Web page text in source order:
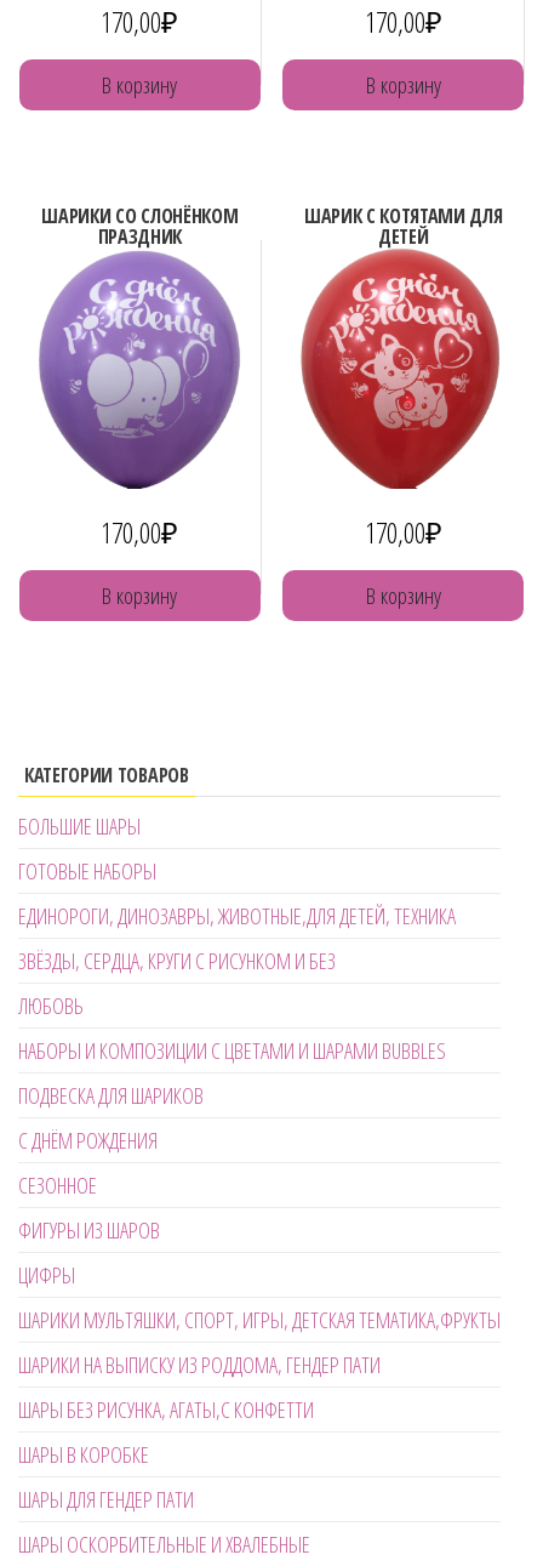
170,00₽
В корзину
170,00₽
В корзину
ШАРИКИ СО СЛОНЁНКОМ
ПРАЗДНИК
170,00₽
В корзину
ШАРИК С КОТЯТАМИ ДЛЯ
ДЕТЕЙ
170,00₽
В корзину
КАТЕГОРИИ ТОВАРОВ
БОЛЬШИЕ ШАРЫ
ГОТОВЫЕ НАБОРЫ
ЕДИНОРОГИ, ДИНОЗАВРЫ, ЖИВОТНЫЕ,ДЛЯ ДЕТЕЙ, ТЕХНИКА
ЗВЁЗДЫ, СЕРДЦА, КРУГИ С РИСУНКОМ И БЕЗ
ЛЮБОВЬ
НАБОРЫ И КОМПОЗИЦИИ С ЦВЕТАМИ И ШАРАМИ BUBBLES
ПОДВЕСКА ДЛЯ ШАРИКОВ
С ДНЁМ РОЖДЕНИЯ
СЕЗОННОЕ
ФИГУРЫ ИЗ ШАРОВ
ЦИФРЫ
ШАРИКИ МУЛЬТЯШКИ, СПОРТ, ИГРЫ, ДЕТСКАЯ ТЕМАТИКА,ФРУКТЫ
ШАРИКИ НА ВЫПИСКУ ИЗ РОДДОМА, ГЕНДЕР ПАТИ
ШАРЫ БЕЗ РИСУНКА, АГАТЫ,С КОНФЕТТИ
ШАРЫ В КОРОБКЕ
ШАРЫ ДЛЯ ГЕНДЕР ПАТИ
ШАРЫ ОСКОРБИТЕЛЬНЫЕ И ХВАЛЕБНЫЕ